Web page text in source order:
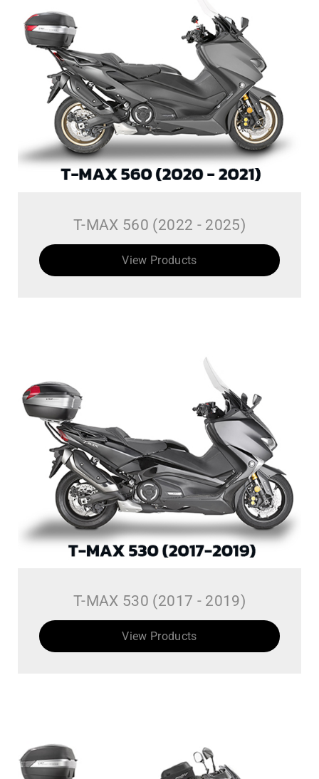
T-MAX 560 (2022 - 2025)
View Products
T-MAX 530 (2017 - 2019)
View Products